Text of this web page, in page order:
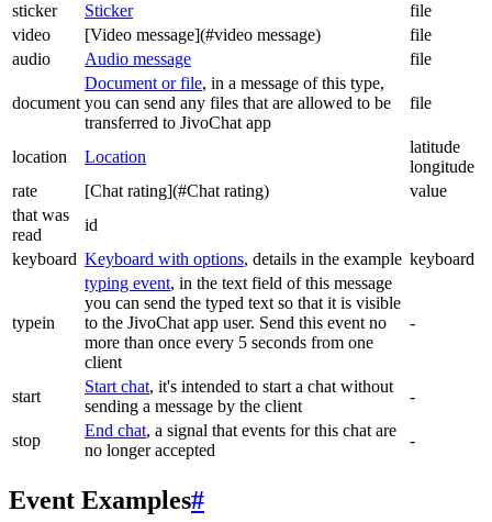
sticker
Sticker
file
video
[Video message](#video message)
file
audio
Audio message file
document
Document or file, in a message of this type,
you can send any files that are allowed to be
transferred to JivoChat app
file
location Location
latitude
longitude
rate
[Chat rating](#Chat rating)
value
that was
read
id
keyboard Keyboard with options, details in the example keyboard
typein
typing event, in the text field of this message
you can send the typed text so that it is visible
to the JivoChat app user. Send this event no
more than once every 5 seconds from one
client
-
start
Start chat, it's intended to start a chat without
sending a message by the client
-
stop
End chat, a signal that events for this chat are
no longer accepted
-
Event Examples#